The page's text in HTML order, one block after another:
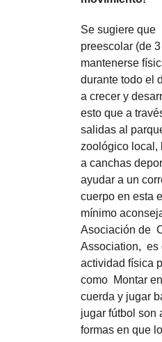
Se sugiere que
preescolar (de
mantenerse
durante todo el
a crecer y
esto que a
salidas al
zoológico local,
a canchas
ayudar a un
cuerpo en esta
mínimo
Asociación de
Association,  es
actividad física
como  Montar
cuerda y jugar
jugar fútbol son
formas en que